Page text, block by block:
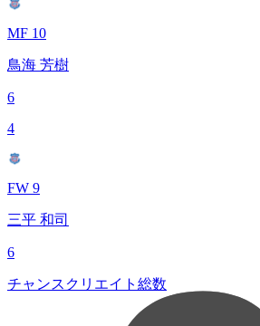
MF 10
鳥海 芳樹
6
4
FW 9
三平 和司
6
チャンスクリエイト総数